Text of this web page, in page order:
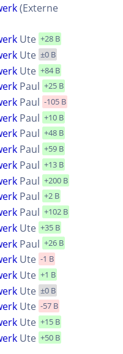
(Externe
Ute +28 B
Ute ±0 B
Ute +84 B
Paul +25 B
Paul -105 B
Paul +10 B
Paul +48 B
Paul +59 B
Paul +13 B
Paul +200 B
Paul +2 B
Paul +102 B
Ute +35 B
Paul +26 B
Ute -1 B
Ute +1 B
Ute ±0 B
Ute -57 B
Ute +15 B
Ute +50 B